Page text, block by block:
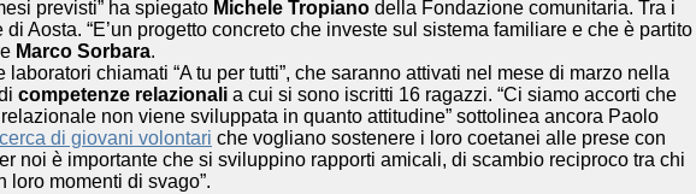
previsti” ha spiegato Michele Tropiano della Fondazione comunitaria. Tra i
Aosta. “E’un progetto concreto che investe sul sistema familiare e che è partito
Marco Sorbara.
laboratori chiamati “A tu per tutti”, che saranno attivati nel mese di marzo nella
competenze relazionali a cui si sono iscritti 16 ragazzi. “Ci siamo accorti che
non viene sviluppata in quanto attitudine” sottolinea ancora Paolo
di giovani volontari che vogliano sostenere i loro coetanei alle prese con
noi è importante che si sviluppino rapporti amicali, di scambio reciproco tra chi
momenti di svago”.